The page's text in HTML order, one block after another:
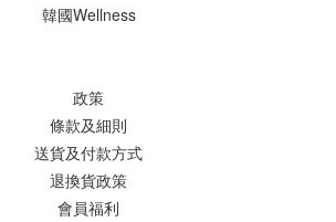
韓國Wellness
政策
條款及細則
送貨及付款方式
退換貨政策
會員福利